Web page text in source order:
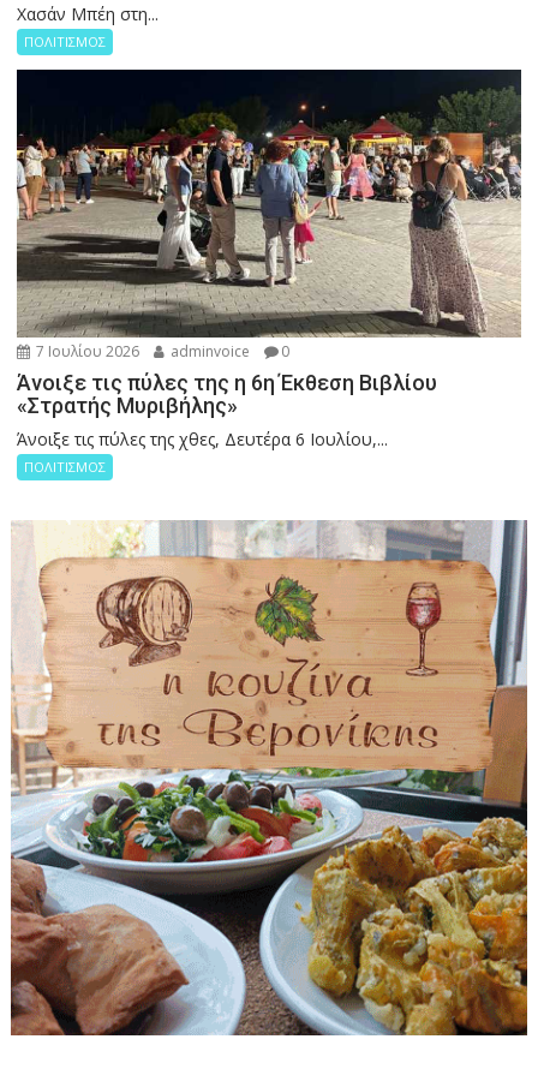
Χασάν Μπέη στη...
ΠΟΛΙΤΙΣΜΟΣ
7 Ιουλίου 2026 adminvoice 0
Άνοιξε τις πύλες της η 6η Έκθεση Βιβλίου
«Στρατής Μυριβήλης»
Άνοιξε τις πύλες της χθες, Δευτέρα 6 Ιουλίου,...
ΠΟΛΙΤΙΣΜΟΣ